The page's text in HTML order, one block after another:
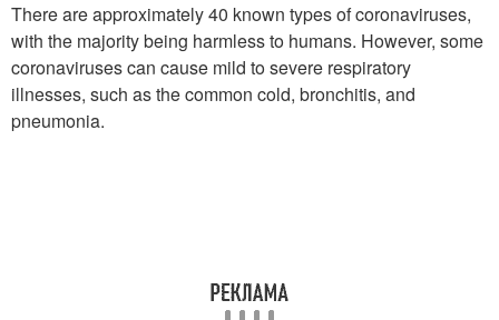
There are approximately 40 known types of coronaviruses,
with the majority being harmless to humans. However, some
coronaviruses can cause mild to severe respiratory
illnesses, such as the common cold, bronchitis, and
pneumonia.